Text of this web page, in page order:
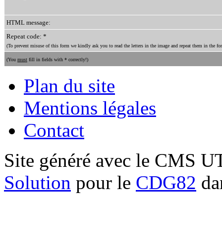
HTML message:
Repeat code: *
(To prevent misuse of this form we kindly ask you to read the letters in the image and repeat them in the
(You must fill in fields with * correctly!)
Plan du site
Mentions légales
Contact
Site généré avec le CMS
Solution pour le CDG82